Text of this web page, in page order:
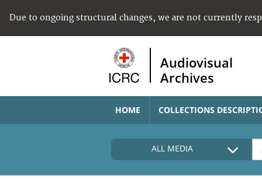
Due to ongoing structural changes, we are not currently
Audiovisual
Archives
HOME COLLECTIONS
ALL MEDIA